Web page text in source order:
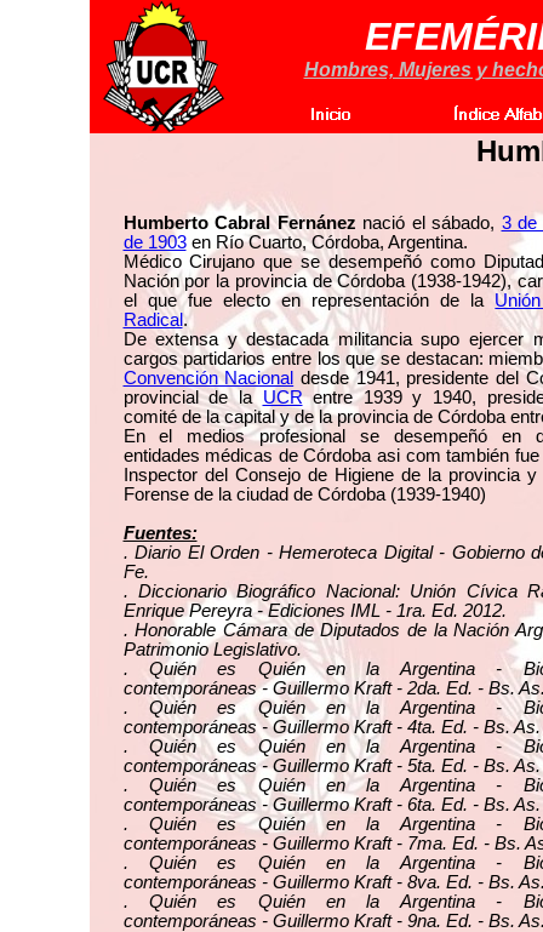
Hombres, Mujeres y
Humberto Cabral Fernánez nació el sábado, 3 de
de 1903en Río Cuarto, Córdoba, Argentina.
Médico Cirujano que se desempeñó como
Nación por la provincia de Córdoba (1938-1942),
el que fue electo en representación de la
Radical.
De extensa y destacada militancia supo ejercer
cargos partidarios entre los que se destacan:
Convención Nacional desde 1941, presidente del
provincial de la UCRentre 1939 y 1940,
comité de la capital y de la provincia de Córdoba
En el medios profesional se desempeñó en
entidades médicas de Córdoba asi com también
Inspector del Consejo de Higiene de la provincia y
Forense de la ciudad de Córdoba (1939-1940)
Fuentes:
. Diario El Orden - Hemeroteca Digital - Gobierno
Fe.
. Diccionario Biográfico Nacional: Unión Cívica
Enrique Pereyra - Ediciones IML - 1ra. Ed. 2012.
. Honorable Cámara de Diputados de la Nación
Patrimonio Legislativo.
. Quién es Quién en la Argentina -
contemporáneas - Guillermo Kraft - 2da. Ed. - Bs.
. Quién es Quién en la Argentina -
contemporáneas - Guillermo Kraft - 4ta. Ed. - Bs. As.
. Quién es Quién en la Argentina -
contemporáneas - Guillermo Kraft - 5ta. Ed. - Bs. As.
. Quién es Quién en la Argentina -
contemporáneas - Guillermo Kraft - 6ta. Ed. - Bs. As.
. Quién es Quién en la Argentina -
contemporáneas - Guillermo Kraft - 7ma. Ed. - Bs.
. Quién es Quién en la Argentina -
contemporáneas - Guillermo Kraft - 8va. Ed. - Bs.
. Quién es Quién en la Argentina -
contemporáneas - Guillermo Kraft - 9na. Ed. - Bs.